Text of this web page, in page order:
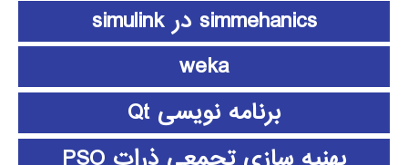
simmehanics در simulink
weka
برنامه نویسی Qt